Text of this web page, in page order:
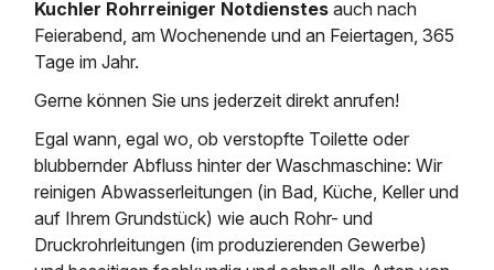
24h Notdienst
Wasserhaltung
Dükerreinigung
Abfallzwischenlager
Austausch von
Schießstandsanierung -
Geschosssandfang
Mobile Schlamm-
Regenrückhaltebecken
Entschlammung
etc.
Weitere Services mit
Tiefbau
Unternehmen
Stellenangebote
Kontakt
Kuchler Rohrreiniger Notdienstes auch nach
Feierabend, am Wochenende und an Feiertagen, 365
Tage im Jahr.
Gerne können Sie uns jederzeit direkt anrufen!
Egal wann, egal wo, ob verstopfte Toilette oder
blubbernder Abfluss hinter der Waschmaschine: Wir
reinigen Abwasserleitungen (in Bad, Küche, Keller und
auf Ihrem Grundstück) wie auch Rohr- und
Druckrohrleitungen (im produzierenden Gewerbe)